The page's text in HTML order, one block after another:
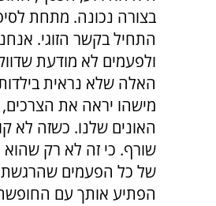
בצורה נכונה. מתחת
התחיל בקשר הזוגי.
ולפעמים לא מודעת
האלה שלא נראית
מישהו יראה את
האונים שלנו. כשזה לא
שורף. כי זה לא רק
של כל הפעמים שהרגשת
הפתיע אותך עם